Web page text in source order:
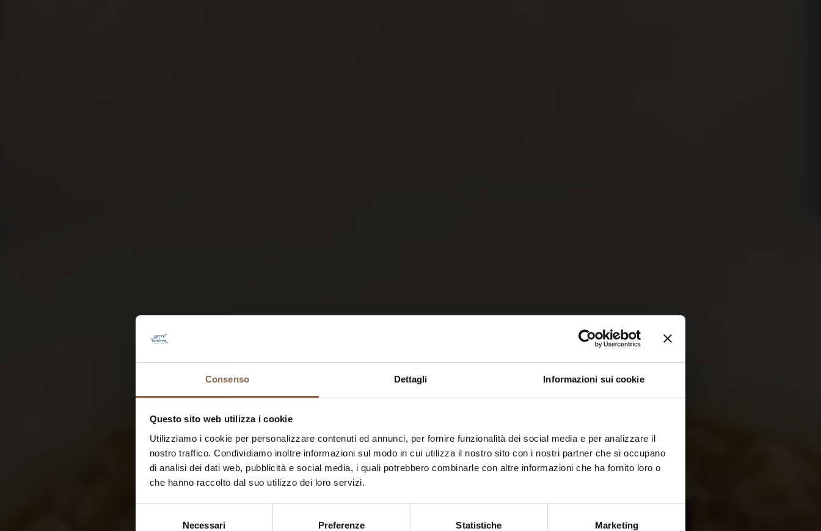
Consenso Dettagli Informazioni sui cookie
Questo sito web utilizza i cookie
Utilizziamo i cookie per personalizzare contenuti ed annunci, per fornire funzionalità dei social media e per analizzare il
nostro traffico. Condividiamo inoltre informazioni sul modo in cui utilizza il nostro sito con i nostri partner che si occupano
di analisi dei dati web, pubblicità e social media, i quali potrebbero combinarle con altre informazioni che ha fornito loro o
che hanno raccolto dal suo utilizzo dei loro servizi.
Necessari Preferenze Statistiche Marketing